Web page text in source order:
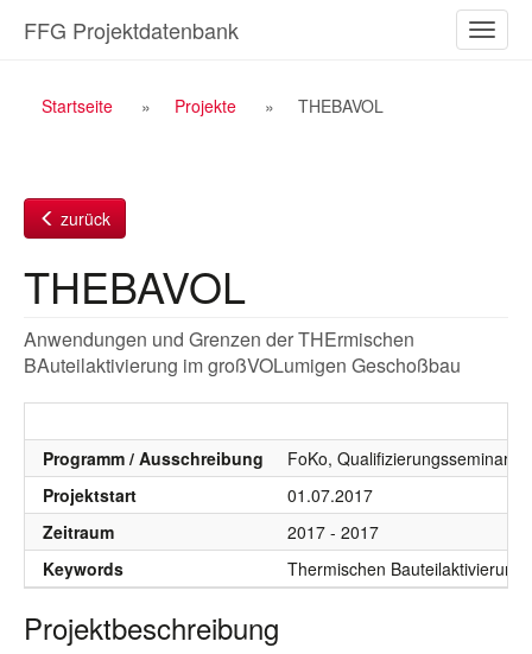
Inhalt
ein-/
FFG Projektdatenbank
Breadcrumb
Startseite Projekte THEBAVOL
zurück
THEBAVOL
Anwendungen und Grenzen der THErmischen
BAuteilaktivierung im großVOLumigen Geschoßbau
Programm / Ausschreibung
FoKo,
Projektstart
01.07.2017
Zeitraum
2017 - 2017
Keywords
Thermischen
Projektbeschreibung